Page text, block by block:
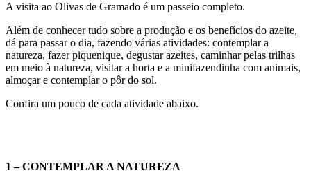
A visita ao Olivas de Gramado é um passeio completo.
Além de conhecer tudo sobre a produção e os benefícios do azeite,
dá para passar o dia, fazendo várias atividades: contemplar a
natureza, fazer piquenique, degustar azeites, caminhar pelas trilhas
em meio à natureza, visitar a horta e a minifazendinha com animais,
almoçar e contemplar o pôr do sol.
Confira um pouco de cada atividade abaixo.
1 – CONTEMPLAR A NATUREZA